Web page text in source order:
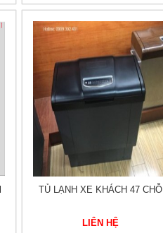
TỦ LẠNH XE KHÁCH 47 CHỖ
LIÊN HỆ